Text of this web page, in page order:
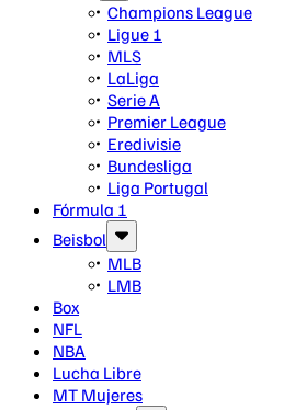
Champions League
Ligue 1
MLS
LaLiga
Serie A
Premier League
Eredivisie
Bundesliga
Liga Portugal
Fórmula 1
Beisbol
MLB
LMB
Box
NFL
NBA
Lucha Libre
MT Mujeres